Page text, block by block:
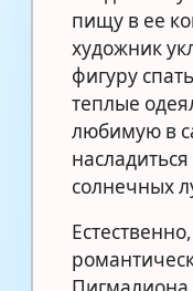
пищу в ее
художник
фигуру
теплые
любимую в
солнечных